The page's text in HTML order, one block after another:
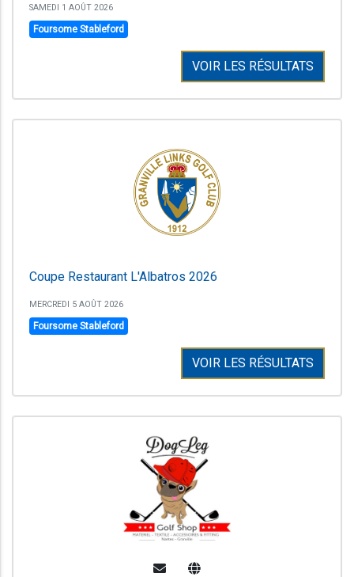
SAMEDI 1 AOÛT 2026
Foursome Stableford
VOIR LES RÉSULTATS
Coupe Restaurant L'Albatros 2026
MERCREDI 5 AOÛT 2026
Foursome Stableford
VOIR LES RÉSULTATS